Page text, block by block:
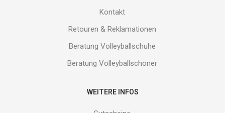
Kontakt
Retouren & Reklamationen
Beratung Volleyballschuhe
Beratung Volleyballschoner
WEITERE INFOS